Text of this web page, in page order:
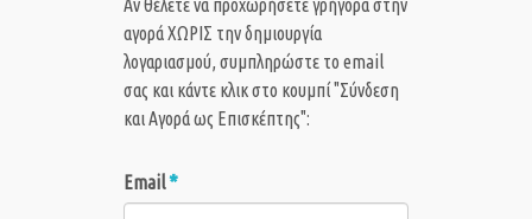
Αν θέλετε να προχωρήσετε γρήγορα στην
αγορά ΧΩΡΙΣ την δημιουργία
λογαριασμού, συμπληρώστε το email
σας και κάντε κλικ στο κουμπί "Σύνδεση
και Αγορά ως Eπισκέπτης":
Email*